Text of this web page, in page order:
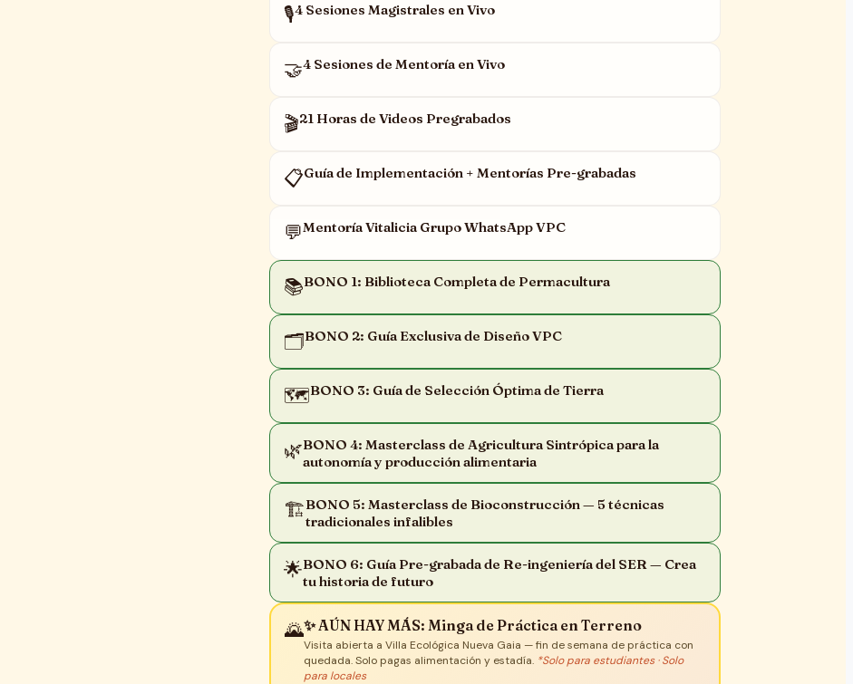
🎙️4 Sesiones Magistrales en Vivo
🤝4 Sesiones de Mentoría en Vivo
🎬21 Horas de Videos Pregrabados
📋Guía de Implementación + Mentorías Pre-grabadas
💬Mentoría Vitalicia Grupo WhatsApp VPC
📚BONO 1: Biblioteca Completa de Permacultura
🗂️BONO 2: Guía Exclusiva de Diseño VPC
🗺️BONO 3: Guía de Selección Óptima de Tierra
🌿BONO 4: Masterclass de Agricultura Sintrópica para la
autonomía y producción alimentaria
🏗️BONO 5: Masterclass de Bioconstrucción — 5 técnicas
tradicionales infalibles
🌟BONO 6: Guía Pre-grabada de Re-ingeniería del SER — Crea
tu historia de futuro
🌄✨ AÚN HAY MÁS: Minga de Práctica en Terreno
Visita abierta a Villa Ecológica Nueva Gaia — fin de semana de práctica con
quedada. Solo pagas alimentación y estadía. *Solo para estudiantes · Solo
para locales